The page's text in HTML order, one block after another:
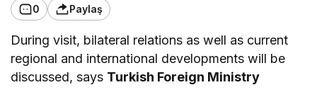
0 Paylaş
During visit, bilateral relations as well as current
regional and international developments will be
discussed, says Turkish Foreign Ministry